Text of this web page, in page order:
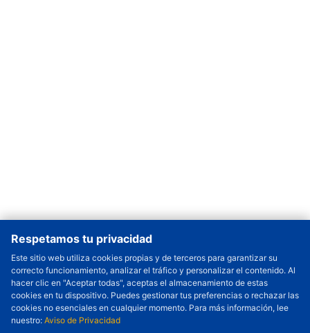
Respetamos tu privacidad
Este sitio web utiliza cookies propias y de terceros para garantizar su
correcto funcionamiento, analizar el tráfico y personalizar el contenido. Al
hacer clic en "Aceptar todas", aceptas el almacenamiento de estas
cookies en tu dispositivo. Puedes gestionar tus preferencias o rechazar las
cookies no esenciales en cualquier momento. Para más información, lee
nuestro: Aviso de Privacidad
Cantidad a Ordenar - +
Revisar precio y fecha de envío
Precio unitario (USD) :---